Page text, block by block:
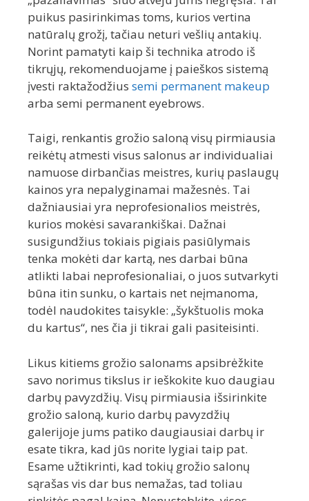
puikus pasirinkimas toms, kurios vertina
natūralų grožį, tačiau neturi vešlių antakių.
Norint pamatyti kaip ši technika atrodo iš
tikrųjų, rekomenduojame į paieškos sistemą
įvesti raktažodžius semi permanent makeup
arba semi permanent eyebrows.
Taigi, renkantis grožio saloną visų pirmiausia
reikėtų atmesti visus salonus ar individualiai
namuose dirbančias meistres, kurių paslaugų
kainos yra nepalyginamai mažesnės. Tai
dažniausiai yra neprofesionalios meistrės,
kurios mokėsi savarankiškai. Dažnai
susigundžius tokiais pigiais pasiūlymais
tenka mokėti dar kartą, nes darbai būna
atlikti labai neprofesionaliai, o juos sutvarkyti
būna itin sunku, o kartais net neįmanoma,
todėl naudokites taisykle: „šykštuolis moka
du kartus“, nes čia ji tikrai gali pasiteisinti.
Likus kitiems grožio salonams apsibrėžkite
savo norimus tikslus ir ieškokite kuo daugiau
darbų pavyzdžių. Visų pirmiausia išsirinkite
grožio saloną, kurio darbų pavyzdžių
galerijoje jums patiko daugiausiai darbų ir
esate tikra, kad jūs norite lygiai taip pat.
Esame užtikrinti, kad tokių grožio salonų
sąrašas vis dar bus nemažas, tad toliau